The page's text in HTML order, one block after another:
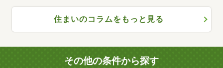
住まいのコラムをもっと見る
その他の条件から探す